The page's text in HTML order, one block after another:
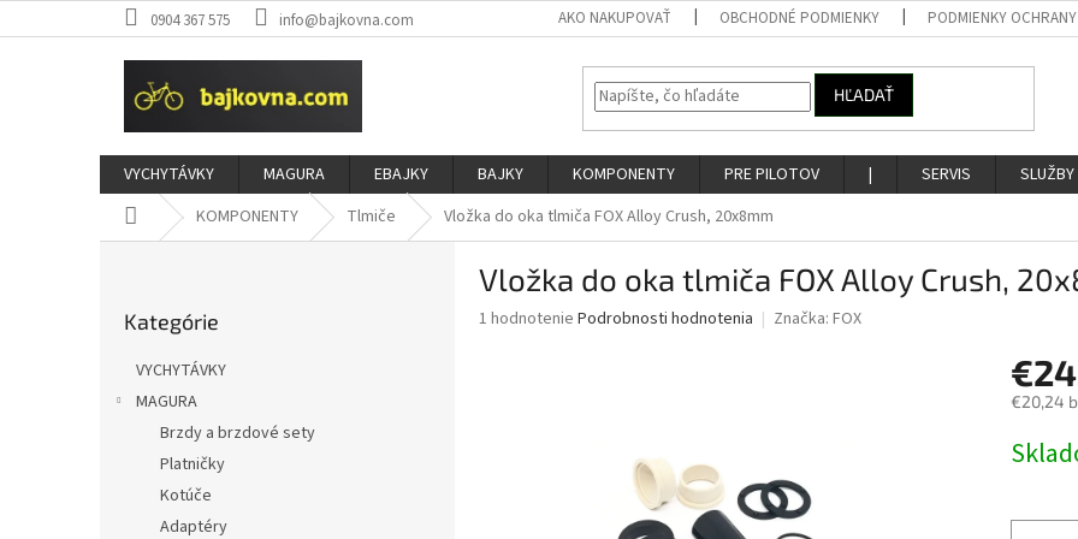
na
0904 367 575 info@bajkovna.com AKO NAKUPOVAŤ OBCHODNÉ PODMIENKY PODMIENKY OCHRANY
HĽADAŤ
VYCHYTÁVKY MAGURA EBAJKY BAJKY KOMPONENTY PRE PILOTOV | SERVIS SLUŽBY
DomovKOMPONENTY Tlmiče Vložka do oka tlmiča FOX Alloy Crush, 20x8mm
kategórie
Kategórie
VYCHYTÁVKY
MAGURA
Brzdy a brzdové sety
Platničky
Kotúče
Adaptéry
Vložka do oka tlmiča FOX Alloy Crush,
Priemerné
1 hodnotenie Podrobnosti hodnotenia Značka: FOX
€20,24
cena: